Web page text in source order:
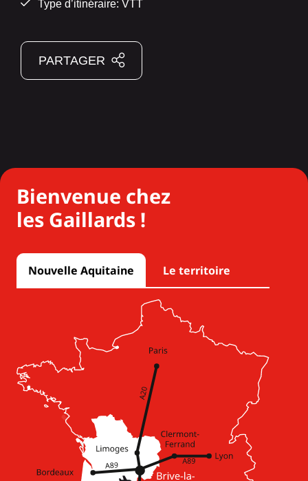
Type d’itinéraire: VTT
PARTAGER
Bienvenue chez
les Gaillards !
Nouvelle Aquitaine Le territoire